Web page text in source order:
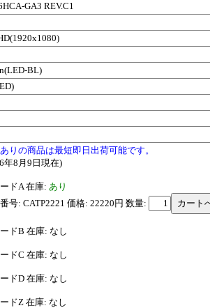
GA3 REV.C1
BL)
りの商品は最短即日出荷可能です。
年8月9日現在)
ドA 在庫: あり
号: CATP2221 価格: 22220円 数量:
ドB 在庫: なし
ドC 在庫: なし
ドD 在庫: なし
ドZ 在庫: なし